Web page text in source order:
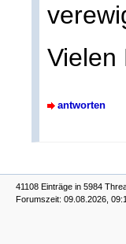
Vielen
antworten
41108 Einträge in 5984
Forumszeit: 09.08.2026,